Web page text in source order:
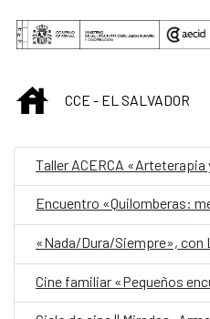
Saltar al contenido principal
INICIOCCE - EL SALVADOR
Encuentro «Quilomberas: